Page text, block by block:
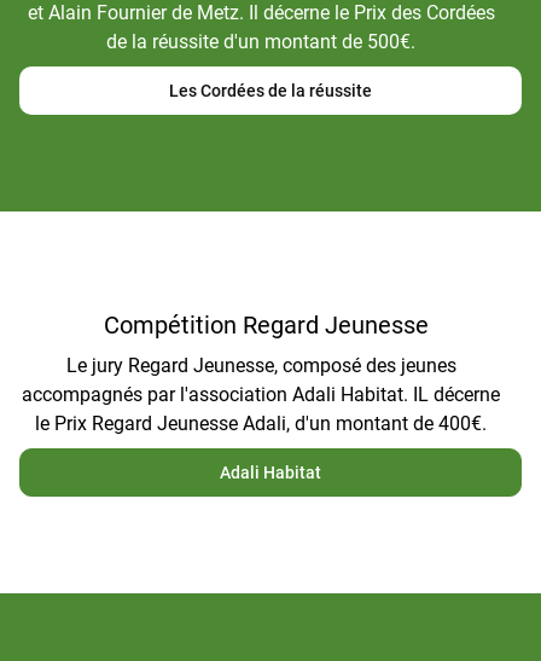
et Alain Fournier de Metz. Il décerne le Prix des Cordées
de la réussite d'un montant de 500€.
Les Cordées de la réussite
Compétition Regard Jeunesse
Le jury Regard Jeunesse, composé des jeunes
accompagnés par l'association Adali Habitat. IL décerne
le Prix Regard Jeunesse Adali, d'un montant de 400€.
Adali Habitat